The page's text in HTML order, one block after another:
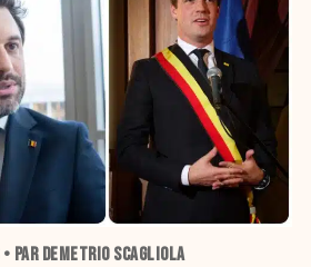
• PAR DEMETRIO SCAGLIOLA